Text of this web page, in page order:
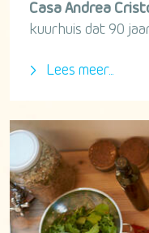
Casa Andrea
kuurhuis dat 90
Lees meer...